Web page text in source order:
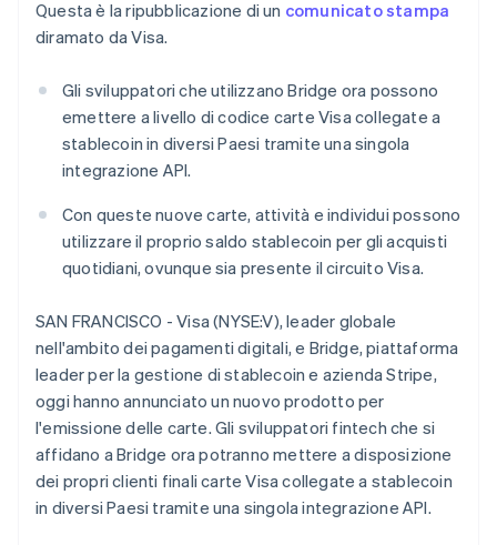
Scopri cosa ti aspetta
Radar
Atlas
Costituzione di start-up
Climate
Rimozione del carbonio
Identity
Verifica online dell'identità
Stripe Sessions 2026
Scopri come Stripe sta costruendo l'infrastruttura
Guarda ora
Partner
Stripe App Marketplace
Questa è la ripubblicazione di un comunicato stampa
diramato da Visa.
Gli sviluppatori che utilizzano Bridge ora possono
emettere a livello di codice carte Visa collegate a
stablecoin in diversi Paesi tramite una singola
integrazione API.
Con queste nuove carte, attività e individui possono
utilizzare il proprio saldo stablecoin per gli acquisti
quotidiani, ovunque sia presente il circuito Visa.
SAN FRANCISCO - Visa (NYSE:V), leader globale
nell'ambito dei pagamenti digitali, e Bridge, piattaforma
leader per la gestione di stablecoin e azienda Stripe,
oggi hanno annunciato un nuovo prodotto per
l'emissione delle carte. Gli sviluppatori fintech che si
affidano a Bridge ora potranno mettere a disposizione
dei propri clienti finali carte Visa collegate a stablecoin
in diversi Paesi tramite una singola integrazione API.
DeutschEnglish
Belgio
Brasile
PortuguêsEnglish
Bulgaria
English
Canada
Cina continentale
简体中文English
Cipro
English
EnglishItaliano
Danimarca
English
Emirati Arabi Uniti
English
Estonia
English
Finlandia
EnglishSvenska